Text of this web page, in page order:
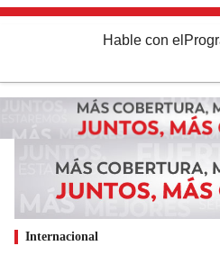
Hable con el
Internacional